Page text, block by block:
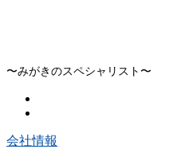
〜みがきのスペシャリスト〜
会社情報